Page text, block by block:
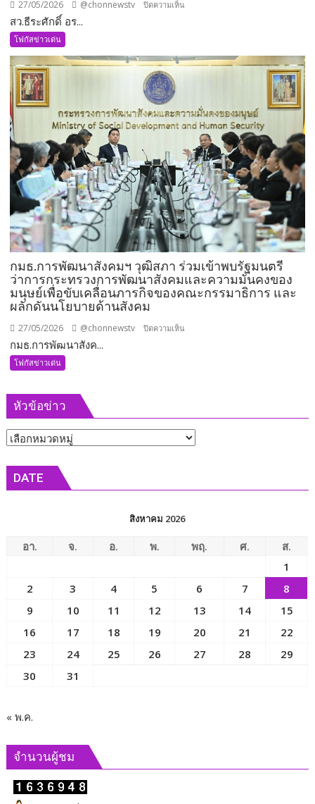
27/05/2026 @chonnewstv ปิดความเห็น
อรัญ
กมธ.คมนาคม
เพิ่ม
1
ตำแหน่ง
พร้อม
ลุย
งาน
ทันที
สว.ธีระศักดิ์ อร...
โฟกัสข่าวเด่น
กมธ.การพัฒนาสังคมฯ วุฒิสภา ร่วมเข้าพบรัฐมนตรี
ว่าการกระทรวงการพัฒนาสังคมและความมั่นคงของ
มนุษย์เพื่อขับเคลื่อนภารกิจของคณะกรรมาธิการ และ
ผลักดันนโยบายด้านสังคม
27/05/2026 @chonnewstv ปิดความเห็น
เข้า
พบ
และ
ของ
มนุษย์
ขับ
เคลื่อน
กมธ.การพัฒนาสังค...
โฟกัสข่าวเด่น
หัวข้อข่าว
หัวข้อ
DATE
สิงหาคม 2026
อา. จ. อ. พ. พฤ. ศ.
ส.
1
2
3 4 5 6 7
8
9
10 11 12 13 14
15
16
17 18 19 20 21
22
23
24 25 26 27 28
29
30
31
« พ.ค.
จำนวนผู้ชม